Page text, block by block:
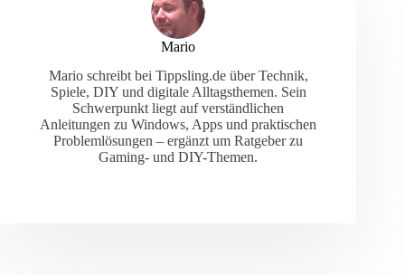
Mario
Mario schreibt bei Tippsling.de über Technik,
Spiele, DIY und digitale Alltagsthemen. Sein
Schwerpunkt liegt auf verständlichen
Anleitungen zu Windows, Apps und praktischen
Problemlösungen – ergänzt um Ratgeber zu
Gaming- und DIY-Themen.